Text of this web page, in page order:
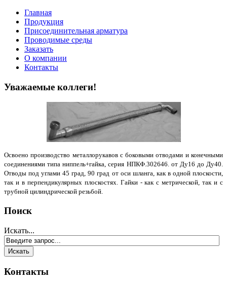
Главная
Продукция
Присоединительная арматура
Проводимые среды
Заказать
О компании
Контакты
Уважаемые коллеги!
Освоено производство металлорукавов с боковыми отводами и конечными
соединениями типа ниппель+гайка, серия НПКФ.302646. от Ду16 до Ду40.
Отводы под углами 45 град, 90 град от оси шланга, как в одной плоскости,
так и в перпендикулярных плоскостях. Гайки - как с метрической, так и с
трубной цилиндрической резьбой.
Поиск
Искать...
Контакты